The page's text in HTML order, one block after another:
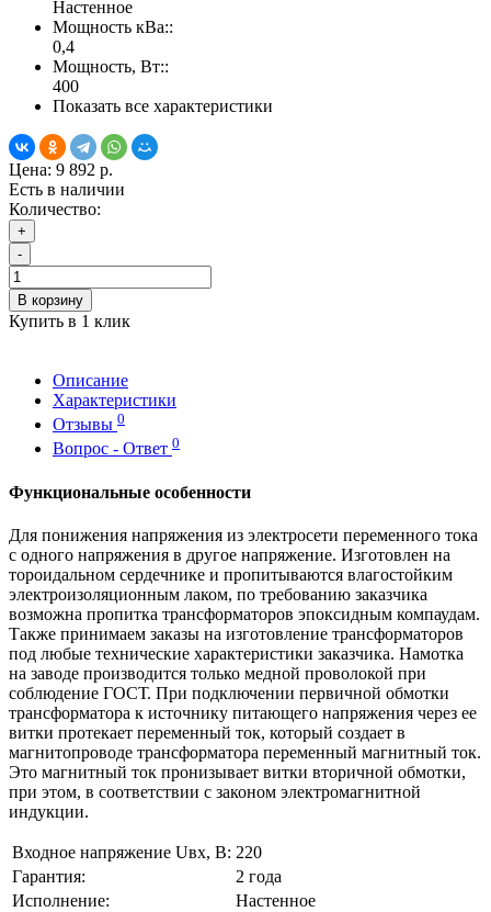
Настенное
Мощность кВа::
0,4
Мощность, Вт::
400
Показать все характеристики
Цена: 9 892 р.
Есть в наличии
Количество:
+
-
В корзину
Купить в 1 клик
Описание
Характеристики
Отзывы 0
Вопрос - Ответ 0
Функциональные особенности
Для понижения напряжения из электросети переменного тока
с одного напряжения в другое напряжение. Изготовлен на
тороидальном сердечнике и пропитываются влагостойким
электроизоляционным лаком, по требованию заказчика
возможна пропитка трансформаторов эпоксидным компаудам.
Также принимаем заказы на изготовление трансформаторов
под любые технические характеристики заказчика. Намотка
на заводе производится только медной проволокой при
соблюдение ГОСТ. При подключении первичной обмотки
трансформатора к источнику питающего напряжения через ее
витки протекает переменный ток, который создает в
магнитопроводе трансформатора переменный магнитный ток.
Это магнитный ток пронизывает витки вторичной обмотки,
при этом, в соответствии с законом электромагнитной
индукции.
Входное напряжение Uвх, В: 220
Гарантия:
2 года
Исполнение:
Настенное